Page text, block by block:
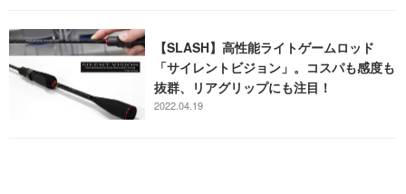
【SLASH】高性能ライトゲームロッド
「サイレントビジョン」。コスパも感度も
抜群、リアグリップにも注目！
2022.04.19